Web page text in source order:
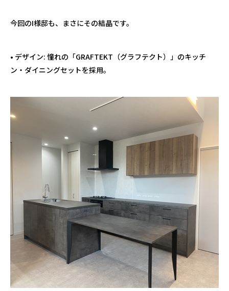
今回のI様邸も、まさにその結晶です。
• デザイン: 憧れの「GRAFTEKT（グラフテクト）」のキッチ
ン・ダイニングセットを採用。